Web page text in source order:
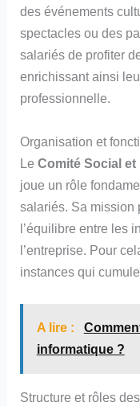
des événements
spectacles ou des
salariés de profiter
enrichissant ainsi
professionnelle.
Organisation et
LeComité Social
joue un rôle
salariés. Sa mission
l’équilibre entre les
l’entreprise. Pour
instances qui
A lire :
informatique ?
Structure et rôles